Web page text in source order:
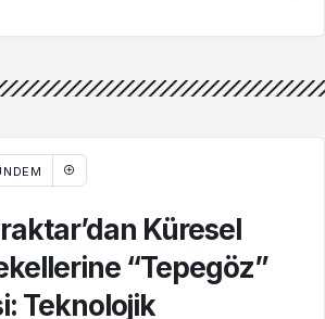
Etti
Küresel
“Tepegöz”
Teknolojik